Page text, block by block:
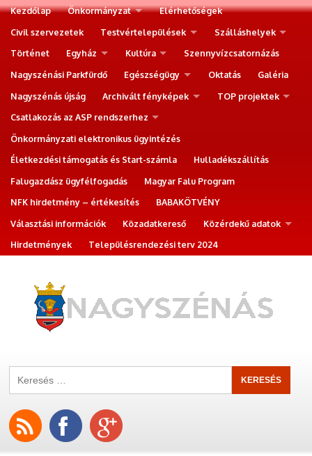
Kezdőlap Önkormányzat
Elérhetőségek
Civil szervezetek
Testvértelepülések
Szálláshelyek
Történet
Egyház Kultúra
Szennyvízcsatornázás
Nagyszénási Parkfürdő
Egészségügy Oktatás
Galéria
Nagyszénás újság
Archivált fényképek
TOP projektek
Csatlakozás az ASP rendszerhez
Önkormányzati elektronikus ügyintézés
Életkezdési támogatás és Start-számla
Hulladékszállítás
Falugazdász ügyfélfogadás
Magyar Falu Program
NFK hirdetmény – értékesítés
BABAKÖTVÉNY
Választási információk
Közadatkereső
Közérdekű adatok
Hirdetmények
Településrendezési terv 2024